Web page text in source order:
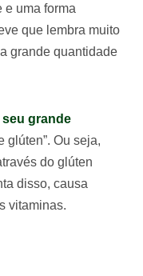
e uma forma
que lembra muito
grande quantidade
grande
glúten”. Ou seja,
do glúten
disso, causa
vitaminas.